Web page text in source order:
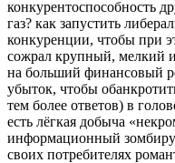
конкурентоспособность
газ? как запустить
конкуренции, чтобы при
сожрал крупный, мелкий
на больший финансовый
убыток, чтобы
тем более ответов) в
есть лёгкая добыча
информационный
своих потребителях